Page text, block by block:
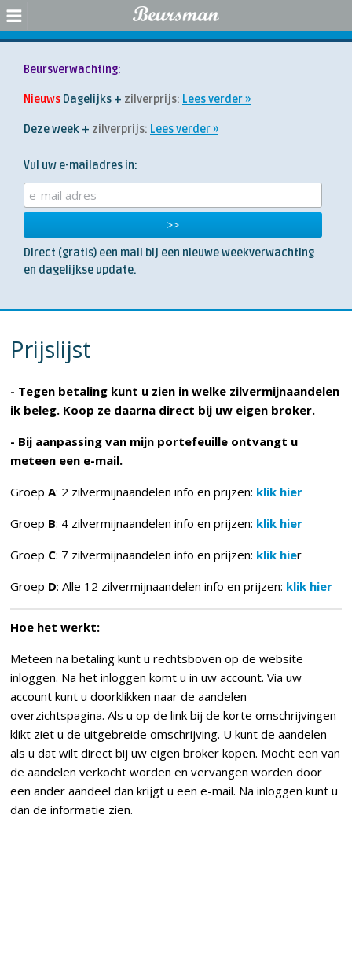
Beursverwachting:
Nieuws Dagelijks + zilverprijs: Lees verder
Deze week + zilverprijs: Lees verder
Vul uw e-mailadres in:
Direct (gratis) een mail bij een nieuwe weekverwachting
en dagelijkse update.
Prijslijst
- Tegen betaling kunt u zien in welke zilvermijnaandelen
ik beleg. Koop ze daarna direct bij uw eigen broker.
- Bij aanpassing van mijn portefeuille ontvangt u
meteen een e-mail.
GroepA: 2 zilvermijnaandelen info en prijzen: klik hier
Groep B: 4 zilvermijnaandelen info en prijzen: klik hier
Groep C: 7 zilvermijnaandelen info en prijzen: klik hier
Groep D: Alle 12 zilvermijnaandelen info en prijzen: klik hier
Hoe het werkt:
Meteen na betaling kunt u rechtsboven op de website
inloggen. Na het inloggen komt u in uw account. Via uw
account kunt u doorklikken naar de aandelen
overzichtspagina. Als u op de link bij de korte omschrijvingen
klikt ziet u de uitgebreide omschrijving. U kunt de aandelen
als u dat wilt direct bij uw eigen broker kopen. Mocht een van
de aandelen verkocht worden en vervangen worden door
een ander aandeel dan krijgt u een e-mail. Na inloggen kunt u
dan de informatie zien.